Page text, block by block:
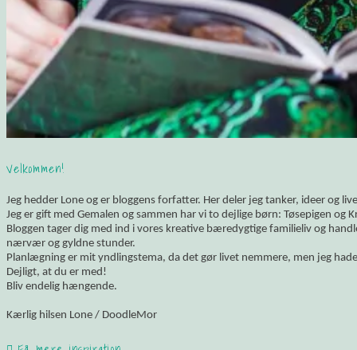
Velkommen!
Jeg hedder Lone og er bloggens forfatter. Her deler jeg tanker, ideer og
Jeg er gift med Gemalen og sammen har vi to dejlige børn: Tøsepigen og
Bloggen tager dig med ind i vores kreative bæredygtige familieliv og
nærvær og gyldne stunder.
Planlægning er mit yndlingstema, da det gør livet nemmere, men jeg
Dejligt, at du er med!
Bliv endelig hængende.
Kærlig hilsen Lone / DoodleMor